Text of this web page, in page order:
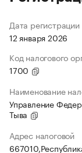
Дата регистрации
12 января 2026
Код налогового
1700
Наименование
Управление
Тыва
Адрес налоговой